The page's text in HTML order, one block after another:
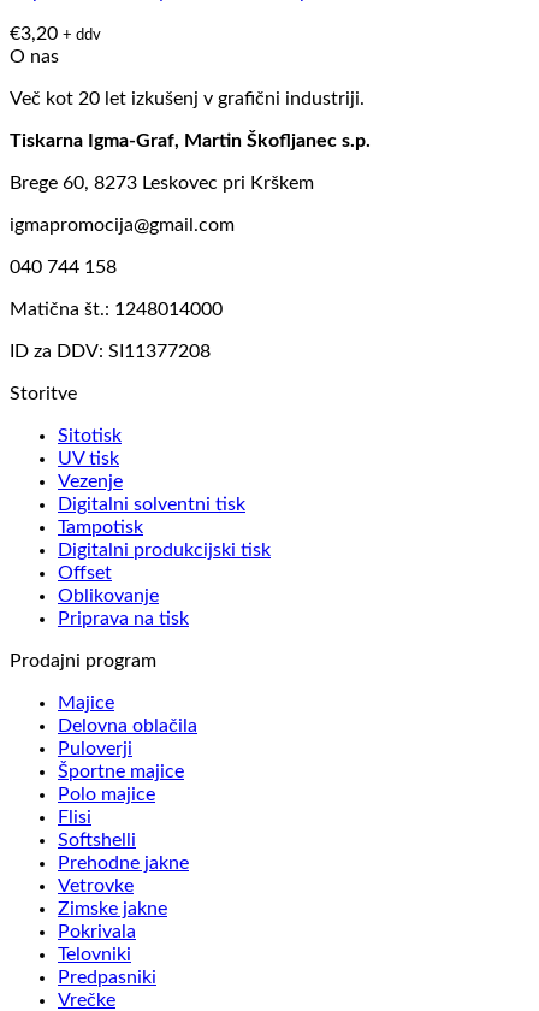
€3,20 + ddv
O nas
Več kot 20 let izkušenj v grafični industriji.
Tiskarna Igma-Graf, Martin Škofljanec s.p.
Brege 60, 8273 Leskovec pri Krškem
igmapromocija@gmail.com
040 744 158
Matična št.: 1248014000
ID za DDV: SI11377208
Storitve
Sitotisk
UV tisk
Vezenje
Digitalni solventni tisk
Tampotisk
Digitalni produkcijski tisk
Offset
Oblikovanje
Priprava na tisk
Prodajni program
Majice
Delovna oblačila
Puloverji
Športne majice
Polo majice
Flisi
Softshelli
Prehodne jakne
Vetrovke
Zimske jakne
Pokrivala
Telovniki
Predpasniki
Vrečke